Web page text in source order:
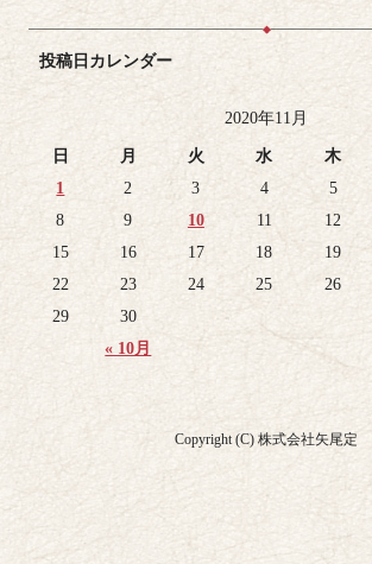
投稿日カレンダー
2020年11月
日 月 火 水 木
« 10月
1 2 3 4 5
8
9 10 11 12
15
16 17 18 19
22
23 24 25 26
29
30
Copyright (C) 株式会社矢尾定